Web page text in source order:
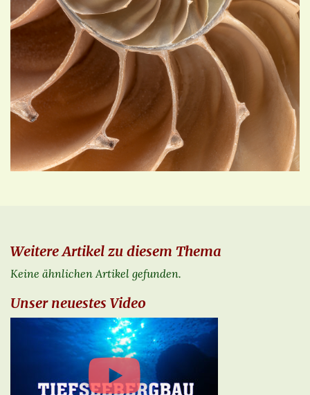
Weitere Artikel zu diesem Thema
Keine ähnlichen Artikel gefunden.
Unser neuestes Video